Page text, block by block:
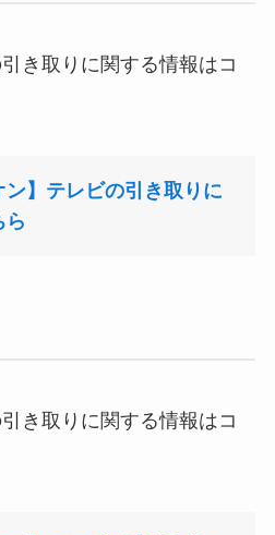
き取りに関する情報はコ
】テレビの引き取りに
ら
き取りに関する情報はコ